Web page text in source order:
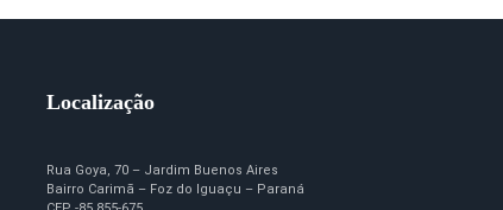
Localização
Rua Goya, 70 – Jardim Buenos Aires
Bairro Carimã – Foz do Iguaçu – Paraná